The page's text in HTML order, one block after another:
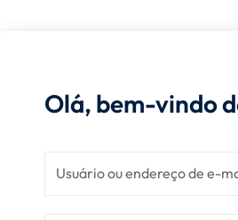
Olá, bem-vindo